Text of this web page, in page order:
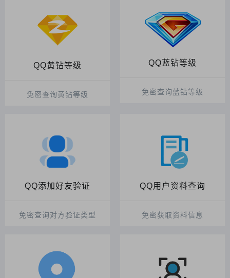
QQ黄钻等级
免密查询黄钻等级
QQ蓝钻等级
免密查询蓝钻等级
QQ添加好友验证
免密查询对方验证类型
QQ用户资料查询
免密获取资料信息